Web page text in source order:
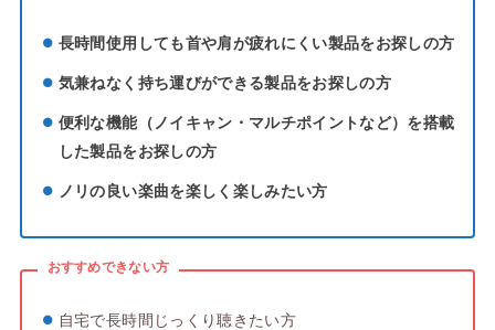
長時間使用しても首や肩が疲れにくい製品をお探しの方
気兼ねなく持ち運びができる製品をお探しの方
便利な機能（ノイキャン・マルチポイントなど）を搭載
した製品をお探しの方
ノリの良い楽曲を楽しく楽しみたい方
おすすめできない方
自宅で長時間じっくり聴きたい方